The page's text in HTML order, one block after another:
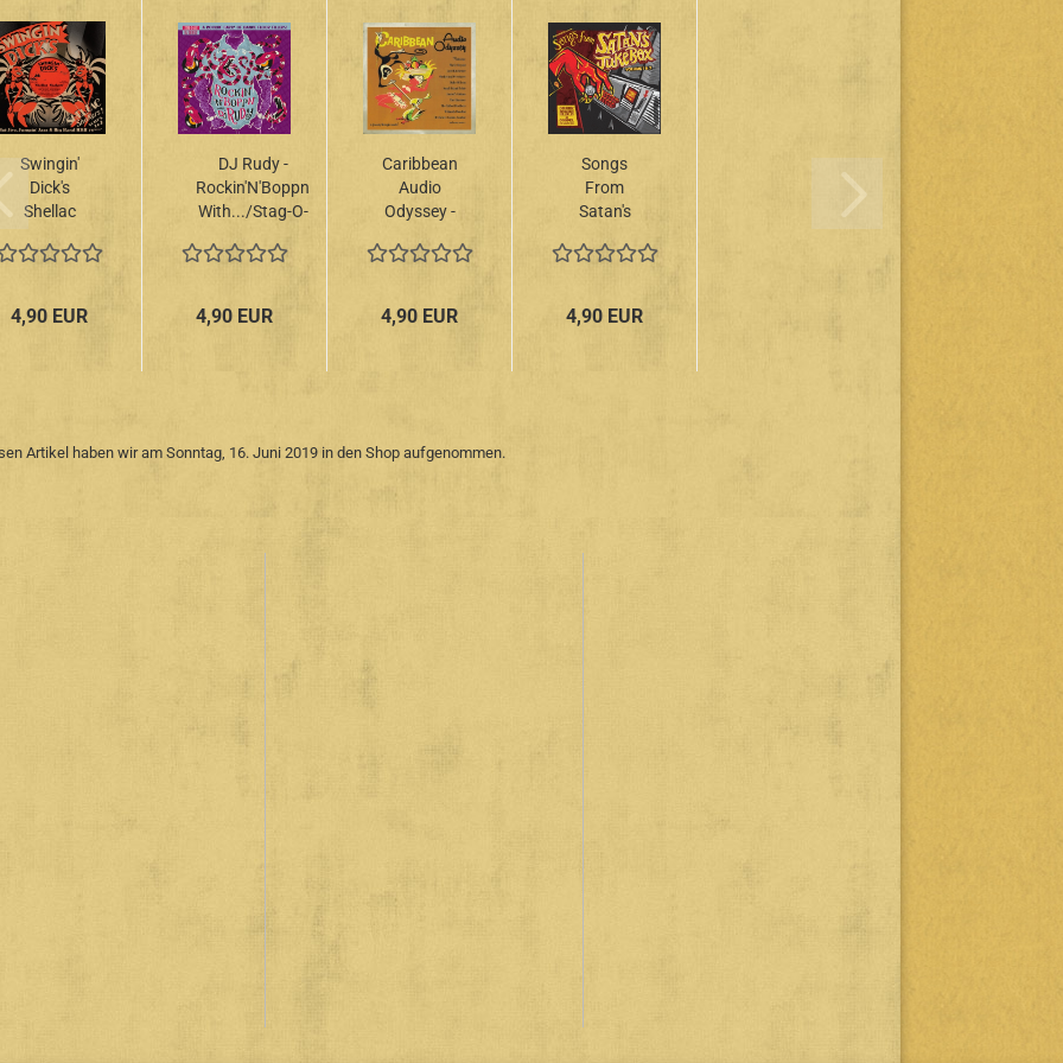
Swingin'
Dick's
Shellac
Vol.
Jive,
Jumpin'
4,90 EUR
DJ Rudy -
Rockin'N'Boppn
With.../Stag-O-
7 CD
4,90 EUR
Caribbean
Audio
Odyssey -
CD
4,90 EUR
Songs
From
Satan's
Vol. 1+2
4,90 EUR
Artikel haben wir am Sonntag, 16. Juni 2019 in den Shop aufgenommen.